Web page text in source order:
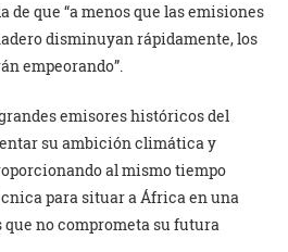
de que “a menos que las emisiones
disminuyan rápidamente, los
empeorando”.
emisores históricos del
su ambición climática y
al mismo tiempo
para situar a África en una
que no comprometa su futura